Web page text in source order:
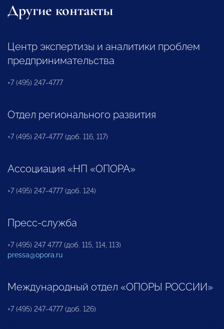
Другие контакты
Центр экспертизы и аналитики проблем
предпринимательства
+7 (495) 247-4777
Отдел регионального развития
+7 (495) 247-4777 (доб. 116, 117)
Ассоциация «НП «ОПОРА»
+7 (495) 247-4777 (доб. 124)
Пресс-служба
+7 (495) 247 4777 (доб. 115, 114, 113)
pressa@opora.ru
Международный отдел «ОПОРЫ РОССИИ»
+7 (495) 247-4777 (доб. 126)